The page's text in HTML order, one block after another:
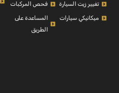
تغيير زيت السيارة
ميكانيكي سيارات
فحص المركبات
المساعدة على
الطريق